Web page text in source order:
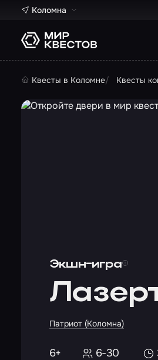
Коломна
Квесты в Коломне Квесты
Экшн-игра
Патриот (Коломна)
6+ 6-30